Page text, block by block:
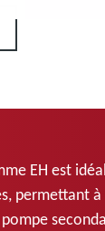
EH est
permettant